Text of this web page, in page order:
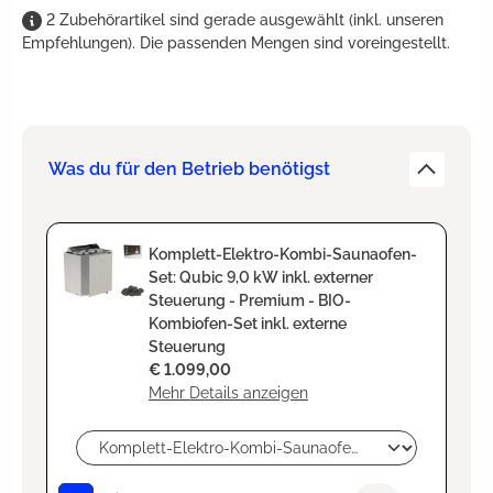
2 Zubehörartikel sind gerade ausgewählt (inkl. unseren
Empfehlungen). Die passenden Mengen sind voreingestellt.
Was du für den Betrieb benötigst
Komplett-Elektro-Kombi-Saunaofen-
Set: Qubic 9,0 kW inkl. externer
Steuerung - Premium - BIO-
Kombiofen-Set inkl. externe
Steuerung
Mehr Details anzeigen
€ 1.099,00